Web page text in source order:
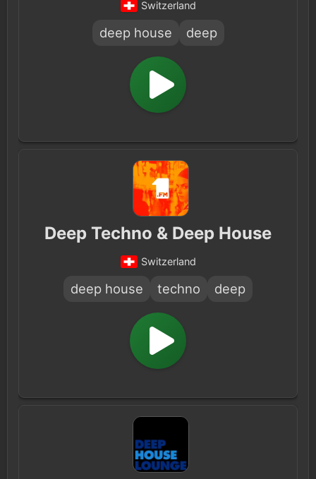
Switzerland
deep house deep
Deep Techno & Deep House
Switzerland
deep house techno deep